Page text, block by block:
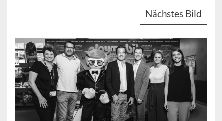
Nächstes Bild